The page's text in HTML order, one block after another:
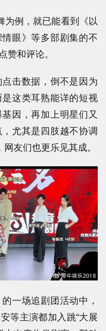
为例，就已能看到《以
眼》等多部剧集的不
赞和评论。
击数据，倒不是因为
这类耳熟能详的短视
因，再加上明星们又
尤其是四肢越不协调
友们也更乐见其成。
一场追剧团活动中，
等主演都加入跳“大展